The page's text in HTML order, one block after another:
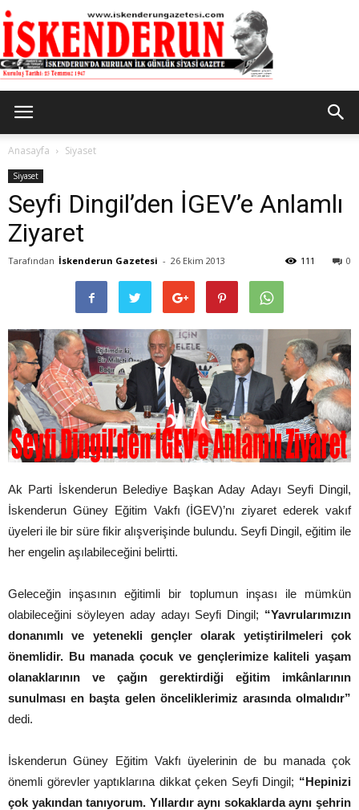
Gazetesi
Anasayfa Siyaset
Siyaset
Seyfi Dingil’den İGEV’e Anlamlı
Ziyaret
Tarafından İskenderun Gazetesi - 26 Ekim 2013 0
111
Ak Parti İskenderun Belediye Başkan Aday Adayı Seyfi Dingil,
İskenderun Güney Eğitim Vakfı (İGEV)’nı ziyaret ederek vakıf
üyeleri ile bir süre fikir alışverişinde bulundu. Seyfi Dingil, eğitim ile
her engelin aşılabileceğini belirtti.
Geleceğin inşasının eğitimli bir toplumun inşası ile mümkün
olabileceğini söyleyen aday adayı Seyfi Dingil; “Yavrularımızın
donanımlı ve yetenekli gençler olarak yetiştirilmeleri çok
önemlidir. Bu manada çocuk ve gençlerimize kaliteli yaşam
olanaklarının ve çağın gerektirdiği eğitim imkânlarının
sunulması en başta gelen önceliklerimiz arasında olmalıdır”
dedi.
İskenderun Güney Eğitim Vakfı üyelerinin de bu manada çok
önemli görevler yaptıklarına dikkat çeken Seyfi Dingil; “Hepinizi
çok yakından tanıyorum. Yıllardır aynı sokaklarda aynı şehrin